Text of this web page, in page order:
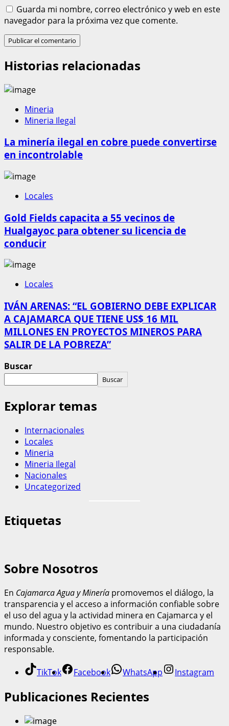
Guarda mi nombre, correo electrónico y web en este
navegador para la próxima vez que comente.
Historias relacionadas
Mineria
Mineria Ilegal
La minería ilegal en cobre puede convertirse
en incontrolable
Locales
Gold Fields capacita a 55 vecinos de
Hualgayoc para obtener su licencia de
conducir
Locales
IVÁN ARENAS: “EL GOBIERNO DEBE EXPLICAR
A CAJAMARCA QUE TIENE US$ 16 MIL
MILLONES EN PROYECTOS MINEROS PARA
SALIR DE LA POBREZA”
Buscar
Buscar
Explorar temas
Internacionales
Locales
Mineria
Mineria Ilegal
Nacionales
Uncategorized
Etiquetas
Sobre Nosotros
En Cajamarca Agua y Minería promovemos el diálogo, la
transparencia y el acceso a información confiable sobre
el uso del agua y la actividad minera en Cajamarca y el
mundo. Nuestro objetivo es contribuir a una ciudadanía
informada y consciente, fomentando la participación
responsable.
TikTok Facebook WhatsApp Instagram
Publicaciones Recientes